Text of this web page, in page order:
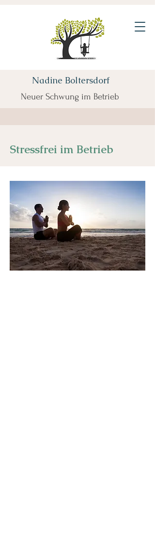
Nadine Boltersdorf
Neuer Schwung im Betrieb
Stressfrei im Betrieb